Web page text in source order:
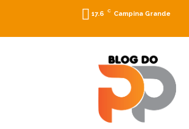
17.6 C Campina Grande